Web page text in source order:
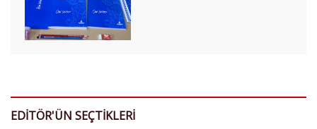
EDİTÖR'ÜN SEÇTİKLERİ